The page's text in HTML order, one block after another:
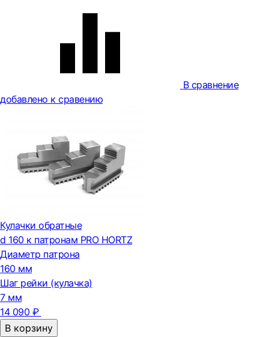
В сравнение
добавлено к сравению
Кулачки обратные
d 160 к патронам PRO HORTZ
Диаметр патрона
160 мм
Шаг рейки (кулачка)
7 мм
14 090 ₽
В корзину